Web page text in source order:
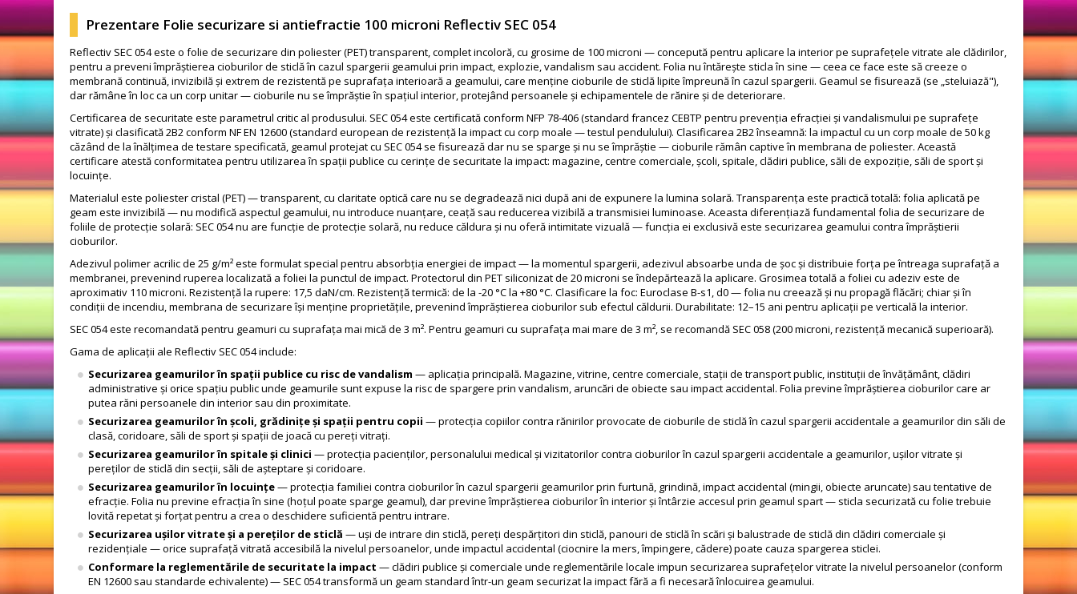
Prezentare Folie securizare si antiefractie 100 microni Reflectiv SEC 054
Reflectiv SEC 054 este o folie de securizare din poliester (PET) transparent, complet incoloră, cu grosime de 100 microni — concepută pentru aplicare la interior pe suprafețele vitrate ale clădirilor,
pentru a preveni împrăștierea cioburilor de sticlă în cazul spargerii geamului prin impact, explozie, vandalism sau accident. Folia nu întărește sticla în sine — ceea ce face este să creeze o
membrană continuă, invizibilă și extrem de rezistentă pe suprafața interioară a geamului, care menține cioburile de sticlă lipite împreună în cazul spargerii. Geamul se fisurează (se „steluiază"),
dar rămâne în loc ca un corp unitar — cioburile nu se împrăștie în spațiul interior, protejând persoanele și echipamentele de rănire și de deteriorare.
Certificarea de securitate este parametrul critic al produsului. SEC 054 este certificată conform NFP 78-406 (standard francez CEBTP pentru prevenția efracției și vandalismului pe suprafețe
vitrate) și clasificată 2B2 conform NF EN 12600 (standard european de rezistență la impact cu corp moale — testul pendulului). Clasificarea 2B2 înseamnă: la impactul cu un corp moale de 50 kg
căzând de la înălțimea de testare specificată, geamul protejat cu SEC 054 se fisurează dar nu se sparge și nu se împrăștie — cioburile rămân captive în membrana de poliester. Această
certificare atestă conformitatea pentru utilizarea în spații publice cu cerințe de securitate la impact: magazine, centre comerciale, școli, spitale, clădiri publice, săli de expoziție, săli de sport și
locuințe.
Materialul este poliester cristal (PET) — transparent, cu claritate optică care nu se degradează nici după ani de expunere la lumina solară. Transparența este practică totală: folia aplicată pe
geam este invizibilă — nu modifică aspectul geamului, nu introduce nuanțare, ceață sau reducerea vizibilă a transmisiei luminoase. Aceasta diferențiază fundamental folia de securizare de
foliile de protecție solară: SEC 054 nu are funcție de protecție solară, nu reduce căldura și nu oferă intimitate vizuală — funcția ei exclusivă este securizarea geamului contra împrăștierii
cioburilor.
Adezivul polimer acrilic de 25 g/m² este formulat special pentru absorbția energiei de impact — la momentul spargerii, adezivul absoarbe unda de șoc și distribuie forța pe întreaga suprafață a
membranei, prevenind ruperea localizată a foliei la punctul de impact. Protectorul din PET siliconizat de 20 microni se îndepărtează la aplicare. Grosimea totală a foliei cu adeziv este de
aproximativ 110 microni. Rezistență la rupere: 17,5 daN/cm. Rezistență termică: de la -20 °C la +80 °C. Clasificare la foc: Euroclase B-s1, d0 — folia nu creează și nu propagă flăcări; chiar și în
condiții de incendiu, membrana de securizare își menține proprietățile, prevenind împrăștierea cioburilor sub efectul căldurii. Durabilitate: 12–15 ani pentru aplicații pe verticală la interior.
SEC 054 este recomandată pentru geamuri cu suprafața mai mică de 3 m². Pentru geamuri cu suprafața mai mare de 3 m², se recomandă SEC 058 (200 microni, rezistență mecanică superioară).
Gama de aplicații ale Reflectiv SEC 054 include:
Securizarea geamurilor în spații publice cu risc de vandalism — aplicația principală. Magazine, vitrine, centre comerciale, stații de transport public, instituții de învățământ, clădiri
administrative și orice spațiu public unde geamurile sunt expuse la risc de spargere prin vandalism, aruncări de obiecte sau impact accidental. Folia previne împrăștierea cioburilor care ar
putea răni persoanele din interior sau din proximitate.
Securizarea geamurilor în școli, grădinițe și spații pentru copii — protecția copiilor contra rănirilor provocate de cioburile de sticlă în cazul spargerii accidentale a geamurilor din săli de
clasă, coridoare, săli de sport și spații de joacă cu pereți vitrați.
Securizarea geamurilor în spitale și clinici — protecția pacienților, personalului medical și vizitatorilor contra cioburilor în cazul spargerii accidentale a geamurilor, ușilor vitrate și
pereților de sticlă din secții, săli de așteptare și coridoare.
Securizarea geamurilor în locuințe— protecția familiei contra cioburilor în cazul spargerii geamurilor prin furtună, grindină, impact accidental (mingii, obiecte aruncate) sau tentative de
efracție. Folia nu previne efracția în sine (hoțul poate sparge geamul), dar previne împrăștierea cioburilor în interior și întârzie accesul prin geamul spart — sticla securizată cu folie trebuie
lovită repetat și forțat pentru a crea o deschidere suficientă pentru intrare.
Securizarea ușilor vitrate și a pereților de sticlă — uși de intrare din sticlă, pereți despărțitori din sticlă, panouri de sticlă în scări și balustrade de sticlă din clădiri comerciale și
rezidențiale — orice suprafață vitrată accesibilă la nivelul persoanelor, unde impactul accidental (ciocnire la mers, împingere, cădere) poate cauza spargerea sticlei.
Conformare la reglementările de securitate la impact — clădiri publice și comerciale unde reglementările locale impun securizarea suprafețelor vitrate la nivelul persoanelor (conform
EN 12600 sau standarde echivalente) — SEC 054 transformă un geam standard într-un geam securizat la impact fără a fi necesară înlocuirea geamului.